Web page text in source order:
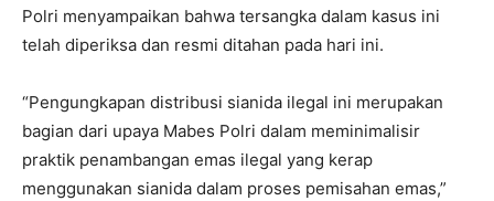
Polri menyampaikan bahwa tersangka dalam kasus ini
telah diperiksa dan resmi ditahan pada hari ini.
“Pengungkapan distribusi sianida ilegal ini merupakan
bagian dari upaya Mabes Polri dalam meminimalisir
praktik penambangan emas ilegal yang kerap
menggunakan sianida dalam proses pemisahan emas,”